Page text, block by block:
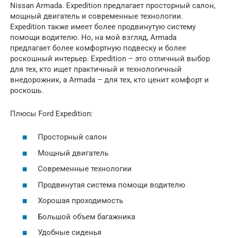
Nissan Armada. Expedition предлагает просторный салон,
мощный двигатель и современные технологии.
Expedition также имеет более продвинутую систему
помощи водителю. Но, на мой взгляд, Armada
предлагает более комфортную подвеску и более
роскошный интерьер. Expedition – это отличный выбор
для тех, кто ищет практичный и технологичный
внедорожник, а Armada – для тех, кто ценит комфорт и
роскошь.
Плюсы Ford Expedition:
Просторный салон
Мощный двигатель
Современные технологии
Продвинутая система помощи водителю
Хорошая проходимость
Большой объем багажника
Удобные сиденья